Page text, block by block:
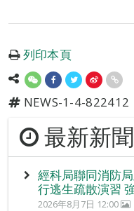
列印本頁
NEWS-1-4-822412
最新新聞
經科局聯同消防
行逃生疏散演習
2026年8月7日 12:00